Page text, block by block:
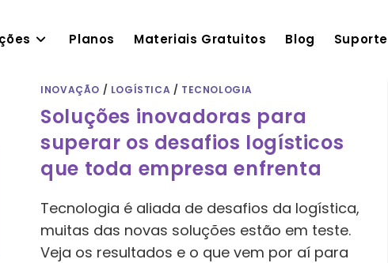
Planos Materiais Gratuitos Blog Suporte
INOVAÇÃO / LOGÍSTICA / TECNOLOGIA
Soluções inovadoras para
superar os desafios logísticos
que toda empresa enfrenta
Tecnologia é aliada de desafios da logística,
muitas das novas soluções estão em teste.
Veja os resultados e o que vem por aí para